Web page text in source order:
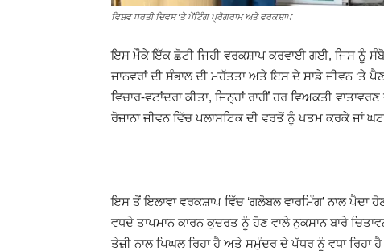
ਵਿਸ਼ਵ ਧਰਤੀ ਦਿਵਸ ‘ਤੇ ਪੇਂਟਿੰਗ ਪ੍ਰੋਗਰਾਮ ਅਤੇ ਵਰਕਸ਼ਾਪ
ਇਸ ਮੌਕੇ ਇੱਕ ਛੋਟੀ ਜਿਹੀ ਵਰਕਸ਼ਾਪ ਕਰਵਾਈ ਗਈ, ਜਿਸ ਨੂੰ
ਜਾਨਵਰਾਂ ਦੀ ਸੰਭਾਲ ਦੀ ਮਹੱਤਤਾ ਅਤੇ ਇਸ ਦੇ ਸਾਡੇ ਜੀਵਨ ‘ਤੇ
ਵਿਚਾਰ-ਵਟਾਂਦਰਾ ਕੀਤਾ, ਜਿਨ੍ਹਾਂ ਰਾਹੀਂ ਹਰ ਵਿਅਕਤੀ
ਰੋਜ਼ਾਨਾ ਜੀਵਨ ਵਿੱਚ ਪਲਾਸਟਿਕ ਦੀ ਵਰਤੋਂ ਨੂੰ ਖਤਮ ਕਰਕੇ ਜਾਂ
ਇਸ ਤੋਂ ਇਲਾਵਾ ਵਰਕਸ਼ਾਪ ਵਿੱਚ ‘ਗਲੋਬਲ ਵਾਰਮਿੰਗ’ ਨਾਲ
ਵਧਦੇ ਤਾਪਮਾਨ ਕਾਰਨ ਕੁਦਰਤ ਨੂੰ ਹੋਣ ਵਾਲੇ ਨੁਕਸਾਨ ਬਾਰੇ
ਤੇਜ਼ੀ ਨਾਲ ਪਿਘਲ ਰਿਹਾ ਹੈ ਅਤੇ ਸਮੁੰਦਰ ਦੇ ਪੱਧਰ ਨੂੰ ਵਧਾ ਰਿਹਾ